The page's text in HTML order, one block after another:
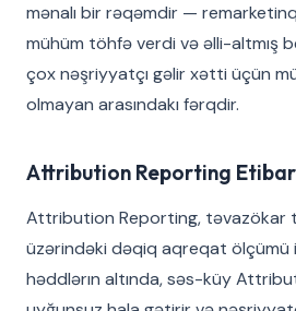
mənalı bir rəqəmdir —
mühüm töhfə verdi və əlli-altmış
çox nəşriyyatçı gəlir xətti üçün
olmayan arasındakı fərqdir.
Attribution Reporting
Attribution Reporting, təvazökar
üzərindəki dəqiq aqreqat ölçümü
həddlərın altında, səs-küy